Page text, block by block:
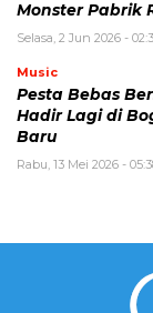
Monster Pabrik
Selasa, 2 Jun 2026 -
Music
Pesta Bebas
Hadir Lagi di
Baru
Rabu, 13 Mei 2026 -